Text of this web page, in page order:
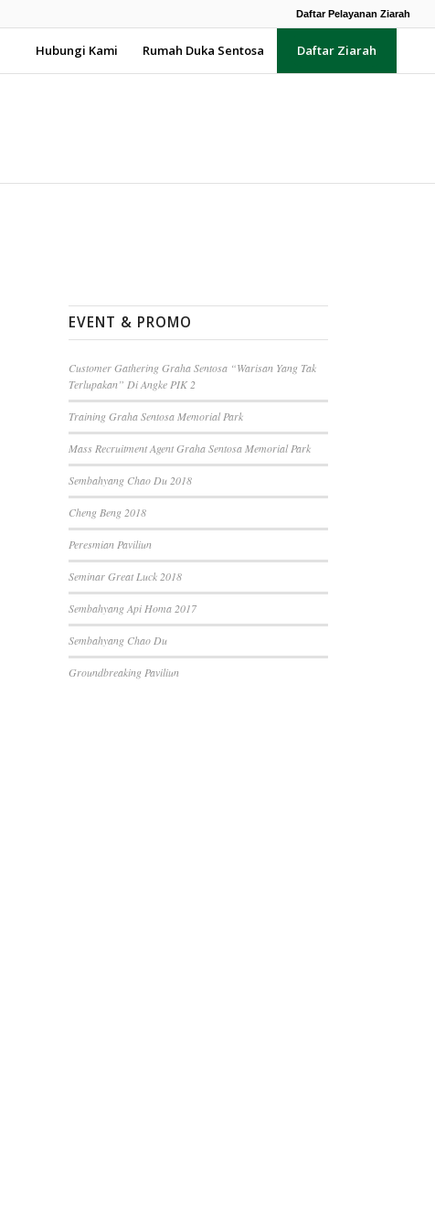
Daftar Pelayanan Ziarah
Hubungi Kami Rumah Duka Sentosa Daftar Ziarah
EVENT & PROMO
Customer Gathering Graha Sentosa “Warisan Yang Tak
Terlupakan” Di Angke PIK 2
Training Graha Sentosa Memorial Park
Mass Recruitment Agent Graha Sentosa Memorial Park
Sembahyang Chao Du 2018
Cheng Beng 2018
Peresmian Paviliun
Seminar Great Luck 2018
Sembahyang Api Homa 2017
Sembahyang Chao Du
Groundbreaking Paviliun